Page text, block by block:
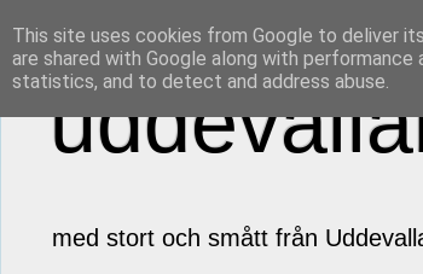
med stort och smått från
This site uses cookies from Google to deliver
are shared with Google along with
statistics, and to detect and address abuse.